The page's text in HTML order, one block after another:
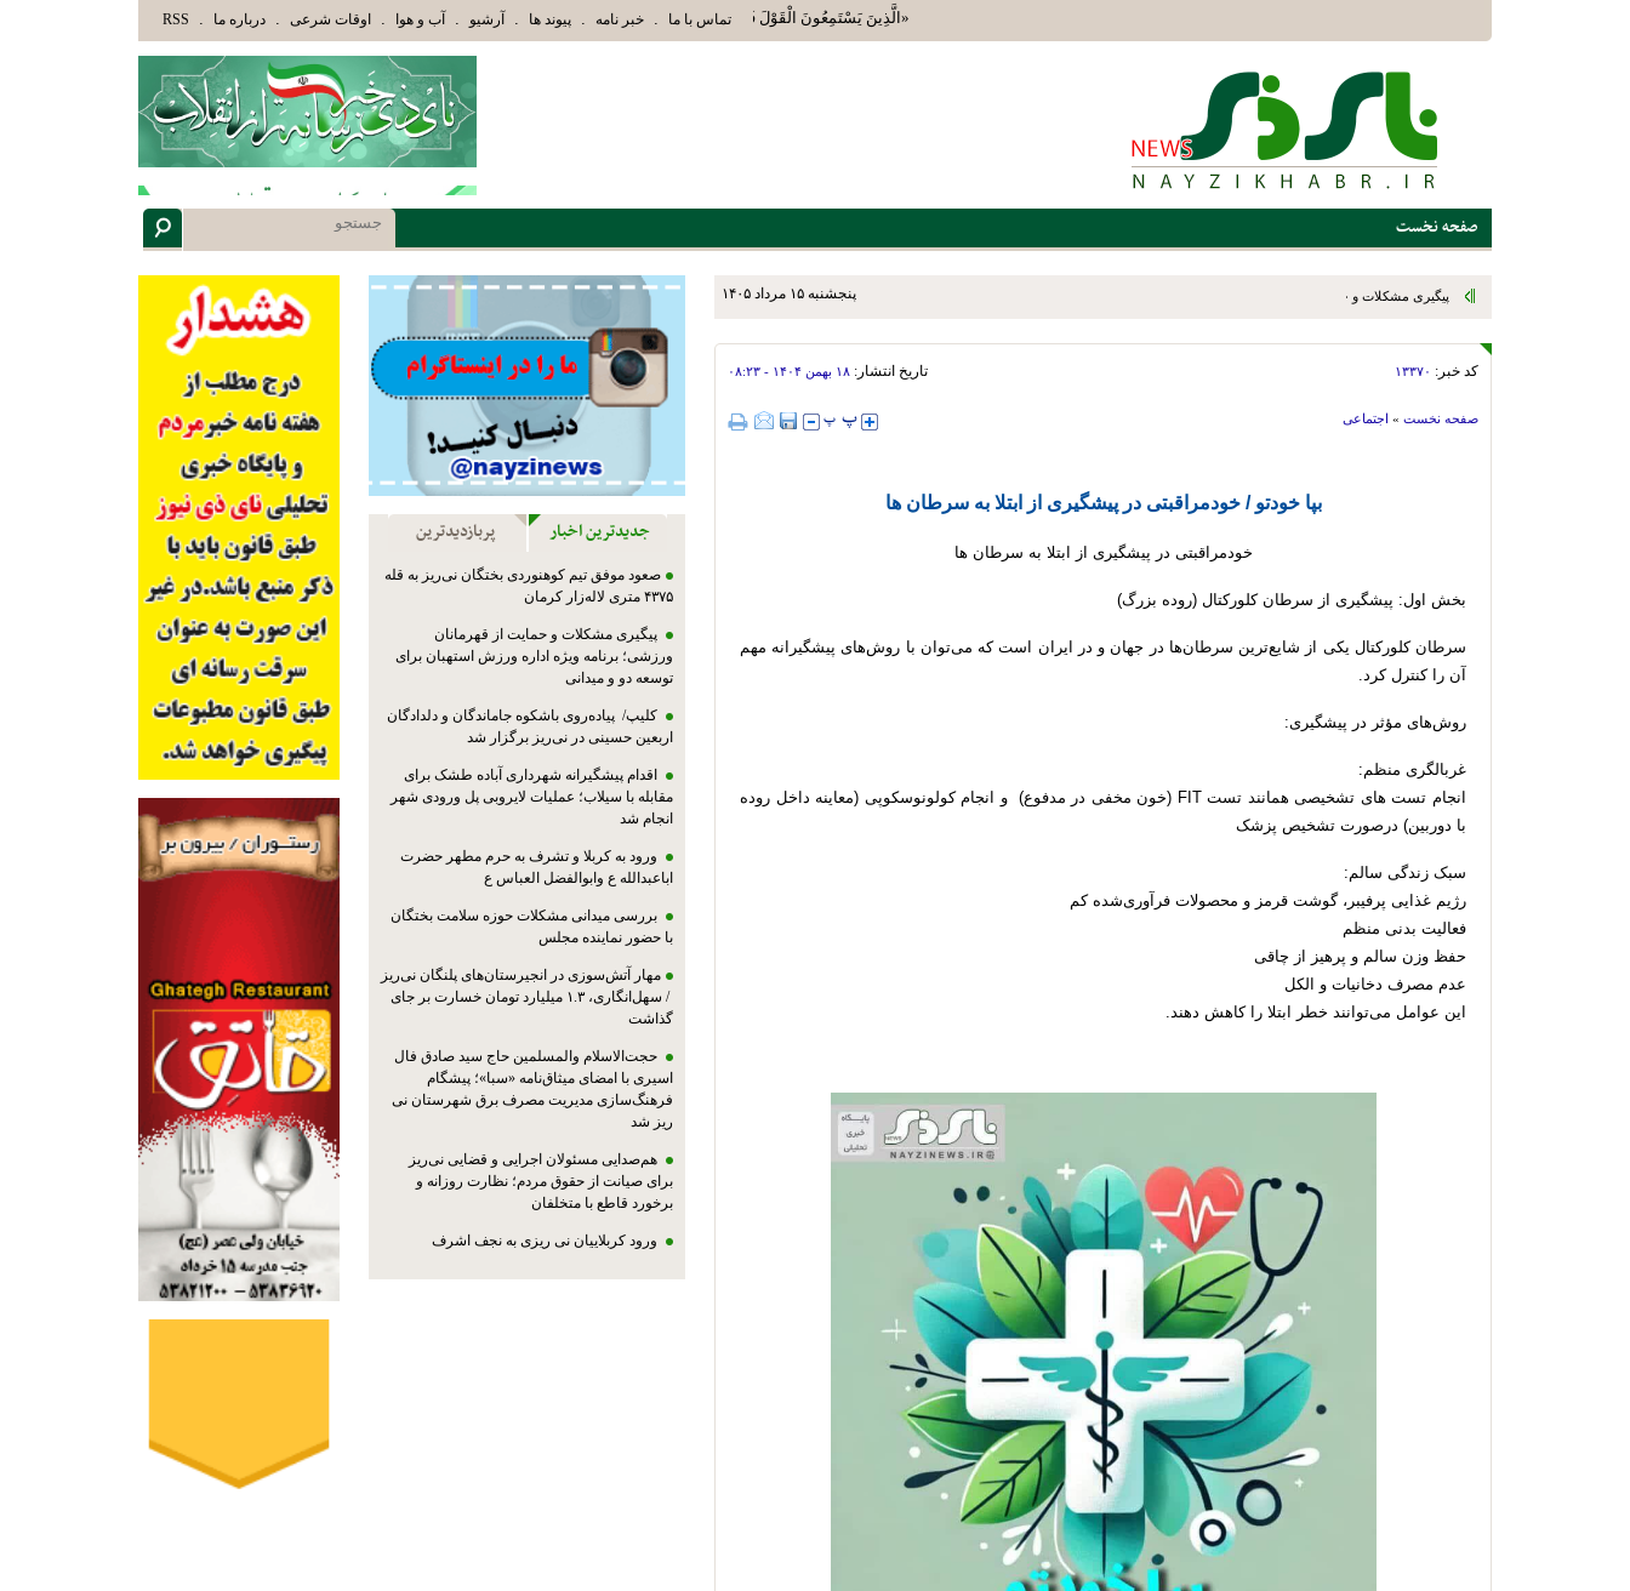
«الَّذِينَ يَسْتَمِعُونَ الْقَوْلَ فَيَتَّبِعُونَ أَحْسَنَهُ أُوْلَئِكَ الَّذِينَ هَدَاهُمُ اللَّهُ وَأُوْلَئِكَ هُمْ أُوْلُوا الْأَلْبَابِ» عاقلان هدایت یافته،حرفها را میشنوند و سپس بهترین
تماس با ما . خبر نامه . پیوند ها . آرشیو . آب و هوا . اوقات شرعی . درباره ما .
RSS
صفحه نخست
پنجشنبه ۱۵ مرداد ۱۴۰۵ پیگیری مشکلات و حمایت از قهرمانان ورزشی؛ برنامه ویژه اداره ورزش استهبان برای توسعه دو و
کد خبر: ۱۳۳۷۰ تاریخ انتشار: ۱۸ بهمن ۱۴۰۴ - ۰۸:۲۳
صفحه نخست » اجتماعی
بپا خودتو / خودمراقبتی در پیشگیری از ابتلا به سرطان ها
خودمراقبتی در پیشگیری از ابتلا به سرطان ها
بخش اول: پیشگیری از سرطان کلورکتال (روده بزرگ)
سرطان کلورکتال یکی از شایع‌ترین سرطان‌ها در جهان و در ایران است که می‌توان با روش‌های پیشگیرانه مهم
آن را کنترل کرد.
روش‌های مؤثر در پیشگیری:
غربالگری منظم:
انجام تست های تشخیصی همانند تست FIT (خون مخفی در مدفوع) و انجام کولونوسکوپی (معاینه داخل روده
با دوربین) درصورت تشخیص پزشک
سبک زندگی سالم:
رژیم غذایی پرفیبر، گوشت قرمز و محصولات فرآوری‌شده کم
فعالیت بدنی منظم
حفظ وزن سالم و پرهیز از چاقی
عدم مصرف دخانیات و الکل
این عوامل می‌توانند خطر ابتلا را کاهش دهند.
جدیدترین اخبار پربازدیدترین
صعود موفق تیم کوهنوردی بختگان نی‌ریز به قله
۴۳۷۵ متری لاله‌زار کرمان
پیگیری مشکلات و حمایت از قهرمانان
ورزشی؛ برنامه ویژه اداره ورزش استهبان برای
توسعه دو و میدانی
کلیپ/ پیاده‌روی باشکوه جاماندگان و دلدادگان
اربعین حسینی در نی‌ریز برگزار شد
اقدام پیشگیرانه شهرداری آباده طشک برای
مقابله با سیلاب؛ عملیات لایروبی پل ورودی شهر
انجام شد
ورود به کربلا و تشرف به حرم مطهر حضرت
اباعبدالله ع وابوالفضل العباس ع
بررسی میدانی مشکلات حوزه سلامت بختگان
با حضور نماینده مجلس
مهار آتش‌سوزی در انجیرستان‌های پلنگان نی‌ریز
/ سهل‌انگاری، ۱.۳ میلیارد تومان خسارت بر جای
گذاشت
حجت‌الاسلام والمسلمین حاج سید صادق فال
اسیری با امضای میثاق‌نامه «سبا»؛ پیشگام
فرهنگ‌سازی مدیریت مصرف برق شهرستان نی
ریز شد
هم‌صدایی مسئولان اجرایی و قضایی نی‌ریز
برای صیانت از حقوق مردم؛ نظارت روزانه و
برخورد قاطع با متخلفان
ورود کربلاییان نی ریزی به نجف اشرف